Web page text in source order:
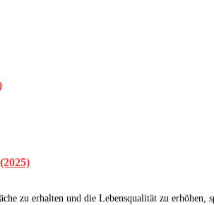
zu erhalten und die Lebensqualität zu erhöhen,